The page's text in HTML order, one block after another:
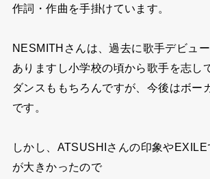
作詞・作曲を手掛けています。
NESMITHさんは、過去に歌手デビュ
ありますし小学校の頃から歌手を志し
ダンスももちろんですが、今後はボー
です。
しかし、ATSUSHIさんの印象やEXILE
が大きかったので